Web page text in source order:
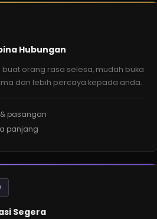
Hubungan
buat orang rasa selesa, mudah buka
dan lebih percaya kepada anda.
pasangan
panjang
Segera